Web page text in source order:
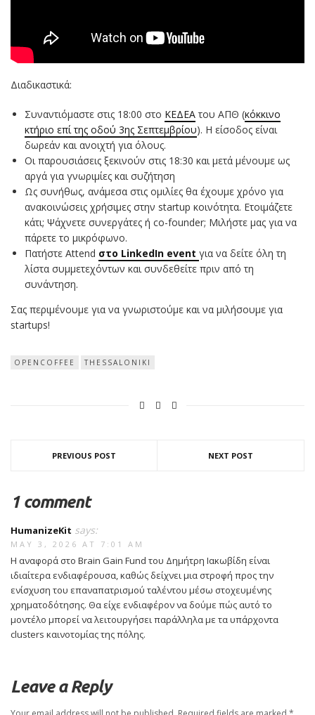
Διαδικαστικά:
Συναντιόμαστε στις 18:00 στο ΚΕΔΕΑ του ΑΠΘ (κόκκινο
κτήριο επί της οδού 3ης Σεπτεμβρίου). Η είσοδος είναι
δωρεάν και ανοιχτή για όλους.
Οι παρουσιάσεις ξεκινούν στις 18:30 και μετά μένουμε ως
αργά για γνωριμίες και συζήτηση
Ως συνήθως, ανάμεσα στις ομιλίες θα έχουμε χρόνο για
ανακοινώσεις χρήσιμες στην startup κοινότητα. Ετοιμάζετε
κάτι; Ψάχνετε συνεργάτες ή co-founder; Μιλήστε μας για να
πάρετε το μικρόφωνο.
Πατήστε Attend στο LinkedIn event για να δείτε όλη τη
λίστα συμμετεχόντων και συνδεθείτε πριν από τη
συνάντηση.
Σας περιμένουμε για να γνωριστούμε και να μιλήσουμε για
startups!
OPENCOFFEE THESSALONIKI
PREVIOUS POST NEXT POST
1 comment
HumanizeKit says:
MAY 3, 2026 AT 7:01 AM
Η αναφορά στο Brain Gain Fund του Δημήτρη Ιακωβίδη είναι
ιδιαίτερα ενδιαφέρουσα, καθώς δείχνει μια στροφή προς την
ενίσχυση του επαναπατρισμού ταλέντου μέσω στοχευμένης
χρηματοδότησης. Θα είχε ενδιαφέρον να δούμε πώς αυτό το
μοντέλο μπορεί να λειτουργήσει παράλληλα με τα υπάρχοντα
clusters καινοτομίας της πόλης.
Leave a Reply